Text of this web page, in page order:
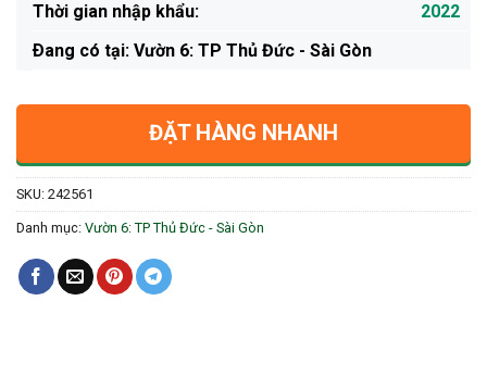
Thời gian nhập khẩu:
2022
Ðang có tại: Vườn 6: TP Thủ Đức - Sài Gòn
ĐẶT HÀNG NHANH
SKU: 242561
Danh mục: Vườn 6: TP Thủ Đức - Sài Gòn